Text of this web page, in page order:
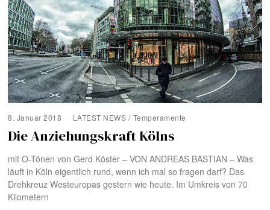
8. Januar 2018 LATEST NEWS / Temperamente
Die Anziehungskraft Kölns
mit O-Tönen von Gerd Köster – VON ANDREAS BASTIAN – Was
läuft in Köln eigentlich rund, wenn ich mal so fragen darf? Das
Drehkreuz Westeuropas gestern wie heute. Im Umkreis von 70
Kilometern